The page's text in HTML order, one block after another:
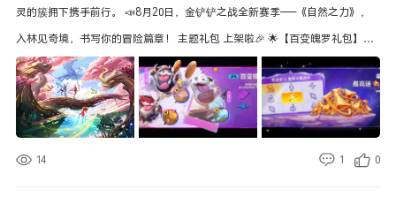
入联盟的主公统一称为“在野”状态 6.【活动相关】优化奇门遁甲偶尔出现战斗
等待时长过久的问题（S3《凌空对决》及逐鹿赛季所有剧本均生效） 7.【活动
相关】修
灵的簇拥下携手前行。 📣8月20日，金铲铲之战全新赛季——《自然之力》，
入林见奇境，书写你的冒险篇章！ 主题礼包 上架啦🎉 🌟【百变魄罗礼包】现
已上架商城，礼包包含【魄罗】、【双剑华斩 魄罗】、【敲钟牛牛 魄罗】，
购买礼包附赠赠品：3个攻击特效 魄罗滑板、魄罗华斩、魄罗敲钟，以及 魄罗
经典头像。 🎉首次进入礼包界面可以领取限时折扣券，折扣券有效期7天。感
📍活动入口：游戏主界面--商城--主题礼包 寻宝送符石精粹活动 开启啦～ 🌟
14 1 0